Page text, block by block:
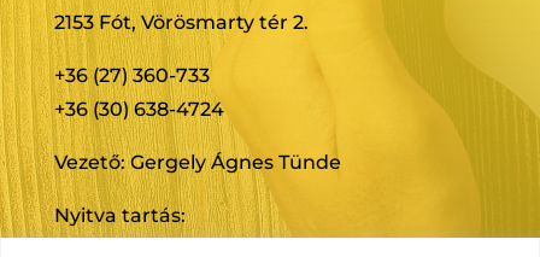
2153 Fót, Vörösmarty tér 2.
+36 (27) 360-733
+36 (30) 638-4724
Vezető: Gergely Ágnes Tünde
Nyitva tartás: